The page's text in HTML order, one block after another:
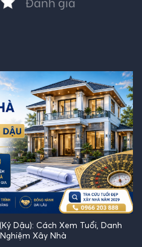
Dậu): Cách Xem Tuổi, Danh
Xây Nhà